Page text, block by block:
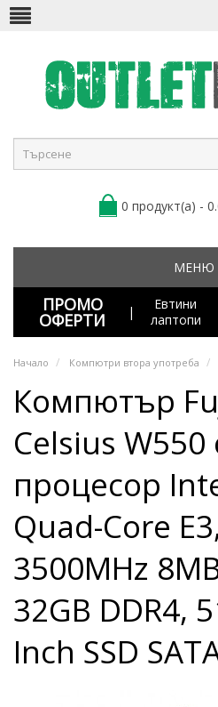
0 продукт(а) -
МЕНЮ
ПРОМО
ОФЕРТИ |
Евтини
лаптопи
Начало Компютри втора употреба
Компютър
Celsius W550
процесор
Quad-Core
3500MHz
32GB DDR4,
Inch SSD